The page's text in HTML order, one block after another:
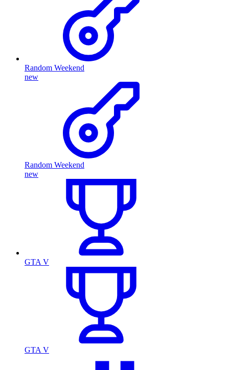
Random Weekend
new
Random Weekend
new
GTA V
GTA V